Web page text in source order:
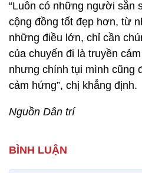
“Luôn có những người sẵn
cộng đồng tốt đẹp hơn, từ
những điều lớn, chỉ cần
của chuyến đi là truyền
nhưng chính tụi mình cũng
cảm hứng”, chị khẳng định.
Nguồn Dân trí